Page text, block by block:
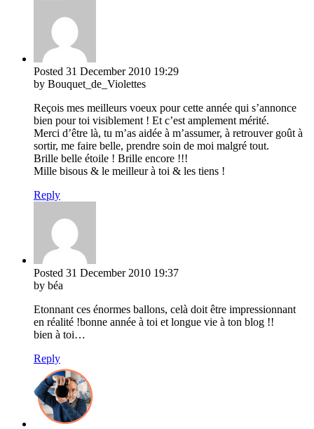
Posted 31 December 2010 19:29
by Bouquet_de_Violettes
Reçois mes meilleurs voeux pour cette année qui s’annonce
bien pour toi visiblement ! Et c’est amplement mérité.
Merci d’être là, tu m’as aidée à m’assumer, à retrouver goût à
sortir, me faire belle, prendre soin de moi malgré tout.
Brille belle étoile ! Brille encore !!!
Mille bisous & le meilleur à toi & les tiens !
Reply
Posted 31 December 2010 19:37
by béa
Etonnant ces énormes ballons, celà doit être impressionnant
en réalité !bonne année à toi et longue vie à ton blog !!
bien à toi…
Reply